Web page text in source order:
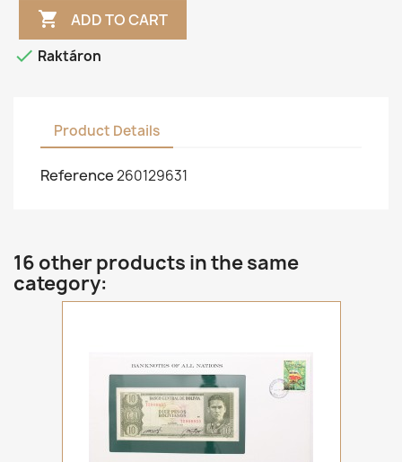
 ADD TO CART
 Raktáron
Product Details
Reference260129631
16 other products in the same
category: